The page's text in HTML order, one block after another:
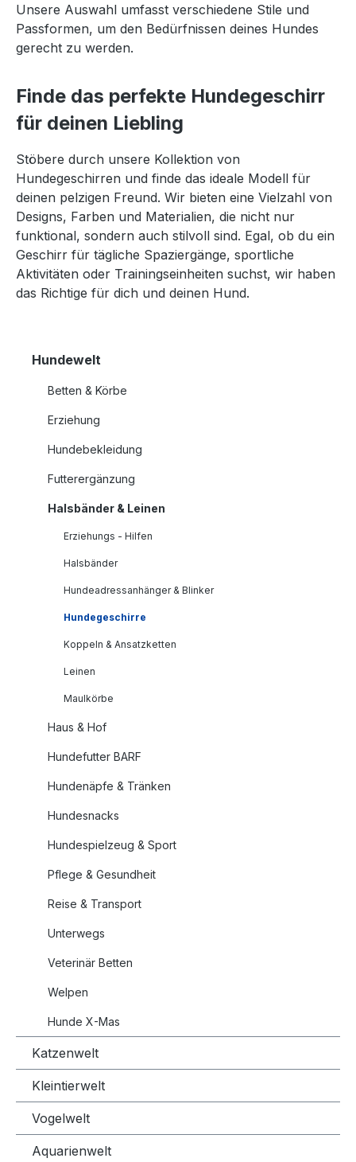
Unsere Auswahl umfasst verschiedene Stile und
Passformen, um den Bedürfnissen deines Hundes
gerecht zu werden.
Finde das perfekte Hundegeschirr
für deinen Liebling
Stöbere durch unsere Kollektion von
Hundegeschirren und finde das ideale Modell für
deinen pelzigen Freund. Wir bieten eine Vielzahl von
Designs, Farben und Materialien, die nicht nur
funktional, sondern auch stilvoll sind. Egal, ob du ein
Geschirr für tägliche Spaziergänge, sportliche
Aktivitäten oder Trainingseinheiten suchst, wir haben
das Richtige für dich und deinen Hund.
Hundewelt
Betten & Körbe
Erziehung
Hundebekleidung
Futterergänzung
Halsbänder & Leinen
Erziehungs - Hilfen
Halsbänder
Hundeadressanhänger & Blinker
Hundegeschirre
Koppeln & Ansatzketten
Leinen
Maulkörbe
Haus & Hof
Hundefutter BARF
Hundenäpfe & Tränken
Hundesnacks
Hundespielzeug & Sport
Pflege & Gesundheit
Reise & Transport
Unterwegs
Veterinär Betten
Welpen
Hunde X-Mas
Katzenwelt
Kleintierwelt
Vogelwelt
Aquarienwelt